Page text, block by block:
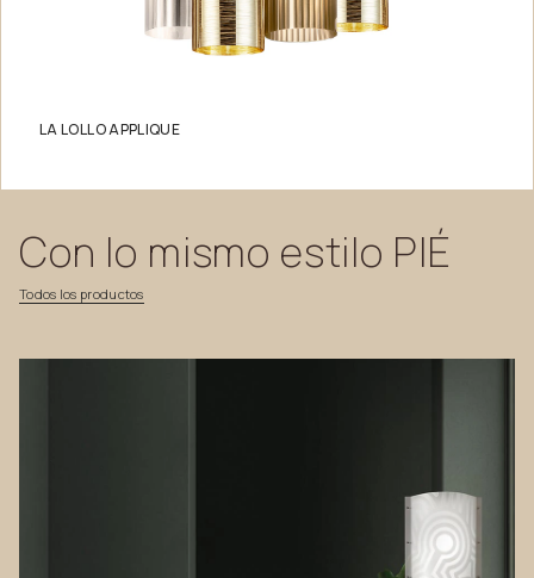
LA LOLLO APPLIQUE
Todos los productos
Con lo mismo estilo PIÉ